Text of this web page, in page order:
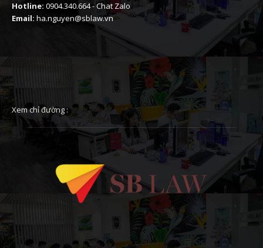
Hotline: 0904.340.664-Chat Zalo
Email: ha.nguyen@sblaw.vn
Xem chỉ đường :